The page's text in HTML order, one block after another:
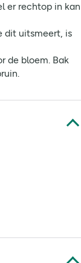
er rechtop in kan
dit uitsmeert, is
de bloem. Bak